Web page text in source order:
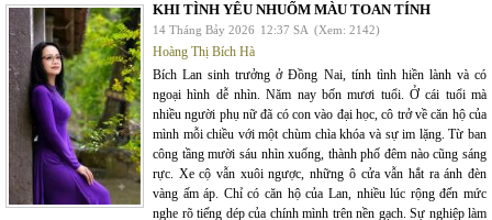
KHI TÌNH YÊU NHUỐM MÀU TOAN TÍNH
14 Tháng Bảy 2026 12:37 SA (Xem: 2142)
Hoàng Thị Bích Hà
Bích Lan sinh trưởng ở Đồng Nai, tính tình hiền lành và có
ngoại hình dễ nhìn. Năm nay bốn mươi tuổi. Ở cái tuổi mà
nhiều người phụ nữ đã có con vào đại học, cô trở về căn hộ của
mình mỗi chiều với một chùm chìa khóa và sự im lặng. Từ ban
công tầng mười sáu nhìn xuống, thành phố đêm nào cũng sáng
rực. Xe cộ vẫn xuôi ngược, những ô cửa vẫn hắt ra ánh đèn
vàng ấm áp. Chỉ có căn hộ của Lan, nhiều lúc rộng đến mức
nghe rõ tiếng dép của chính mình trên nền gạch. Sự nghiệp làm